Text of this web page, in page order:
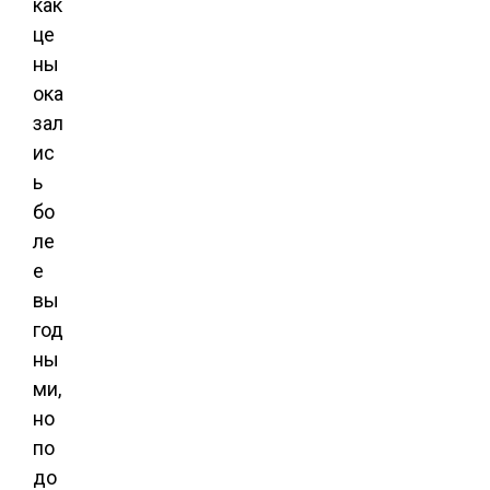
как
це
ны
ока
зал
ис
ь
бо
ле
е
вы
год
ны
ми,
но
по
до